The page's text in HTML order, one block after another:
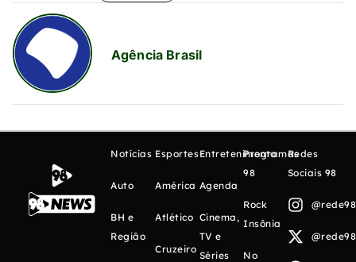
Agência Brasil
Notícias
Auto
BH e
Região
Esportes
América
Atlético
Cruzeiro
Entretenimento
Agenda
Cinema,
TV e
Séries
Programas
98
Rock
Insônia
No
Redes
Sociais 98